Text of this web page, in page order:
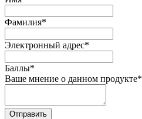
Фамилия*
Электронный адрес*
Баллы*
Ваше мнение о данном продукте*
Отправить